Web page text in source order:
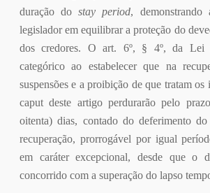
duração dostay period, demonstrando
legislador em equilibrar a proteção do
dos credores. O art. 6º, § 4º, da Lei
categórico ao estabelecer que na
suspensões e a proibição de que tratam
caput deste artigo perdurarão pelo
oitenta) dias, contado do deferimento do
recuperação, prorrogável por igual
em caráter excepcional, desde que o
concorrido com a superação do lapso